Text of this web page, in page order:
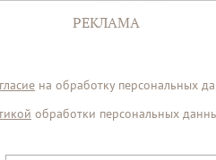
РЕКЛАМА
на обработку персональных
обработки персональных